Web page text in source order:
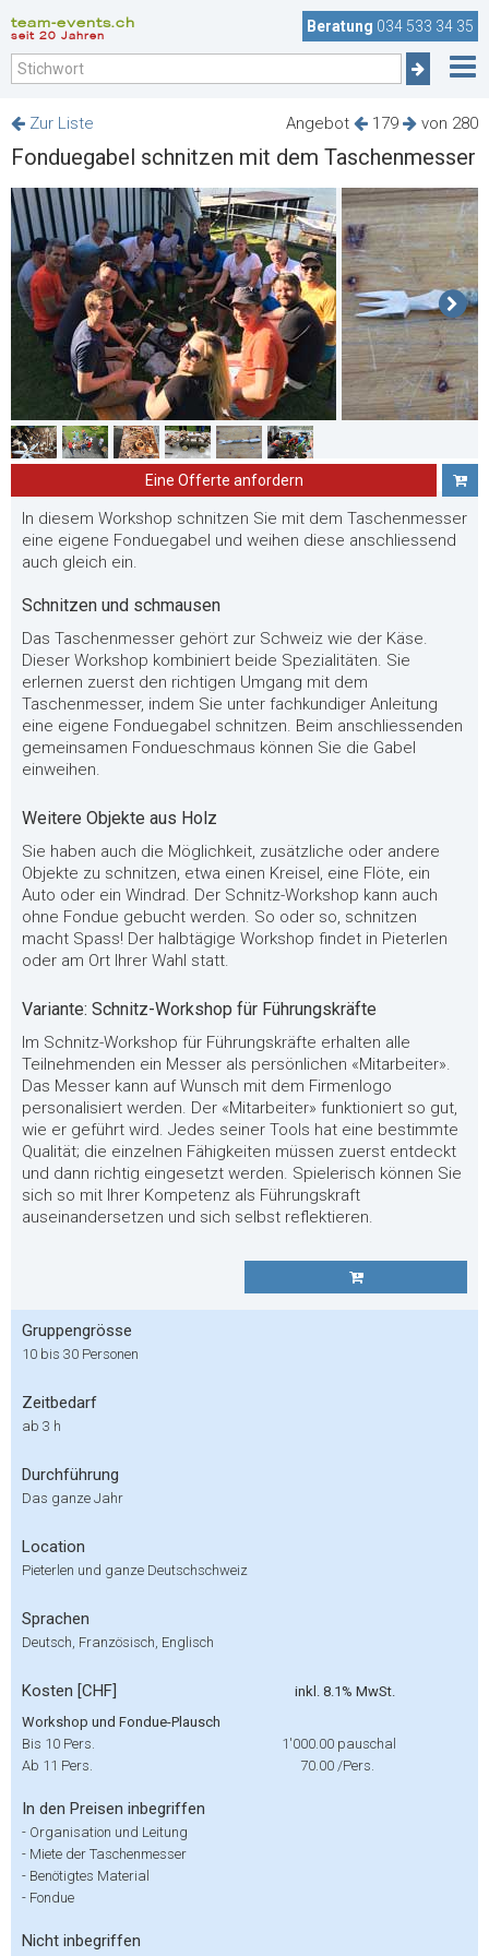
team-events.ch
seit 20 Jahren
Beratung 034 533 34 35
Angebot 179 von 280
Zur Liste
Fonduegabel schnitzen mit dem Taschenmesser
Eine Offerte anfordern
In diesem Workshop schnitzen Sie mit dem Taschenmesser
eine eigene Fonduegabel und weihen diese anschliessend
auch gleich ein.
Schnitzen und schmausen
Das Taschenmesser gehört zur Schweiz wie der Käse.
Dieser Workshop kombiniert beide Spezialitäten. Sie
erlernen zuerst den richtigen Umgang mit dem
Taschenmesser, indem Sie unter fachkundiger Anleitung
eine eigene Fonduegabel schnitzen. Beim anschliessenden
gemeinsamen Fondueschmaus können Sie die Gabel
einweihen.
Weitere Objekte aus Holz
Sie haben auch die Möglichkeit, zusätzliche oder andere
Objekte zu schnitzen, etwa einen Kreisel, eine Flöte, ein
Auto oder ein Windrad. Der Schnitz-Workshop kann auch
ohne Fondue gebucht werden. So oder so, schnitzen
macht Spass! Der halbtägige Workshop findet in Pieterlen
oder am Ort Ihrer Wahl statt.
Variante: Schnitz-Workshop für Führungskräfte
Im Schnitz-Workshop für Führungskräfte erhalten alle
Teilnehmenden ein Messer als persönlichen «Mitarbeiter».
Das Messer kann auf Wunsch mit dem Firmenlogo
personalisiert werden. Der «Mitarbeiter» funktioniert so gut,
wie er geführt wird. Jedes seiner Tools hat eine bestimmte
Qualität; die einzelnen Fähigkeiten müssen zuerst entdeckt
und dann richtig eingesetzt werden. Spielerisch können Sie
sich so mit Ihrer Kompetenz als Führungskraft
auseinandersetzen und sich selbst reflektieren.
Gruppengrösse
10 bis 30 Personen
Zeitbedarf
ab 3 h
Durchführung
Das ganze Jahr
Location
Pieterlen und ganze Deutschschweiz
Sprachen
Deutsch, Französisch, Englisch
Kosten [CHF]
inkl. 8.1% MwSt.
Workshop und Fondue-Plausch
Bis 10 Pers.
1'000.00 pauschal
Ab 11 Pers.
70.00 /Pers.
In den Preisen inbegriffen
- Organisation und Leitung
- Miete der Taschenmesser
- Benötigtes Material
- Fondue
Nicht inbegriffen